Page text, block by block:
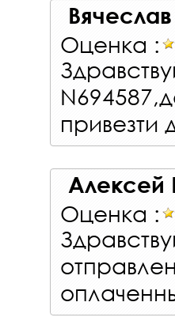
Оценка :
привезти
Алексей
Оценка :